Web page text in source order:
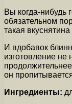
Вы когда-нибудь
обязательном
такая
И вдобавок
изготовление не
он
Ингредиенты: